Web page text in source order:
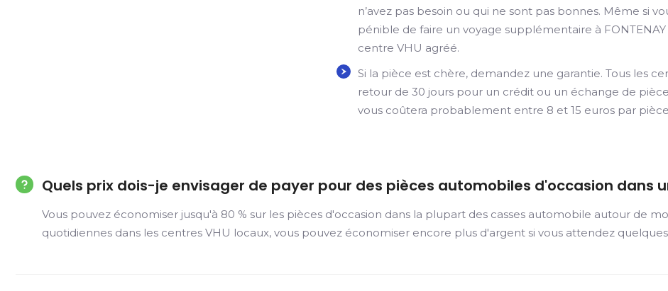
n’avez pas besoin ou qui ne sont pas bonnes. Même si
pénible de faire un voyage supplémentaire à
centre VHU agréé.
Si la pièce est chère, demandez une garantie. Tous les
retour de 30 jours pour un crédit ou un échange de
vous coûtera probablement entre 8 et 15 euros par
Quels prix dois-je envisager de payer pour des pièces automobiles d'occasion dans
Vous pouvez économiser jusqu'à 80 % sur les pièces d'occasion dans la plupart des casses automobile autour de
quotidiennes dans les centres VHU locaux, vous pouvez économiser encore plus d'argent si vous attendez quelques